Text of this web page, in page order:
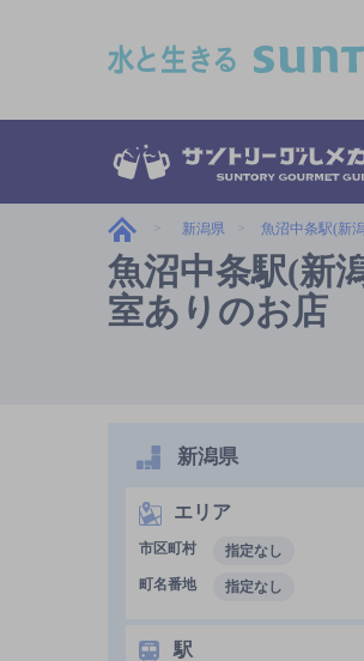
新潟県 魚沼中条駅(新
魚沼中条駅(新
室ありのお店
新潟県
エリア
市区町村
指定なし
町名番地
指定なし
駅